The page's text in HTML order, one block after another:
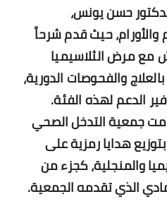
حسن يونس،
حيث قدم شرحاً
مع مرض الثلاسيميا
والفحوصات الدورية،
الدعم لهذه الفئة.
جمعية التدخل الصحي
هدايا رمزية على
والمنجلية، كجزء من
الذي تقدمه الجمعية.